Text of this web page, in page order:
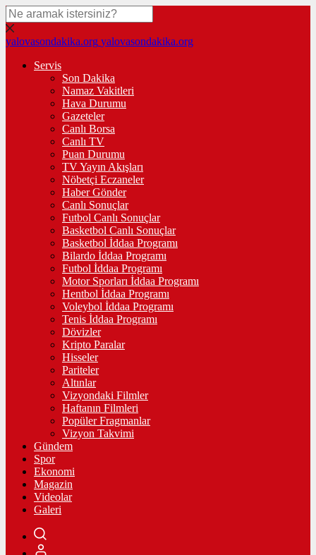
yalovasondakika.org yalovasondakika.org
Servis
Son Dakika
Namaz Vakitleri
Hava Durumu
Gazeteler
Canlı Borsa
Canlı TV
Puan Durumu
TV Yayın Akışları
Nöbetçi Eczaneler
Haber Gönder
Canlı Sonuçlar
Futbol Canlı Sonuçlar
Basketbol Canlı Sonuçlar
Basketbol İddaa Programı
Bilardo İddaa Programı
Futbol İddaa Programı
Motor Sporları İddaa Programı
Hentbol İddaa Programı
Voleybol İddaa Programı
Tenis İddaa Programı
Dövizler
Kripto Paralar
Hisseler
Pariteler
Altınlar
Vizyondaki Filmler
Haftanın Filmleri
Popüler Fragmanlar
Vizyon Takvimi
Gündem
Spor
Ekonomi
Magazin
Videolar
Galeri